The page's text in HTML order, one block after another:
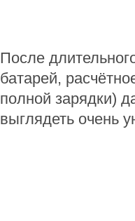
После
батарей,
полной зарядки)
выглядеть очень